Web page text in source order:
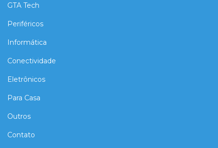
GTA Tech
Periféricos
Informática
Conectividade
Eletrônicos
Para Casa
Outros
Contato